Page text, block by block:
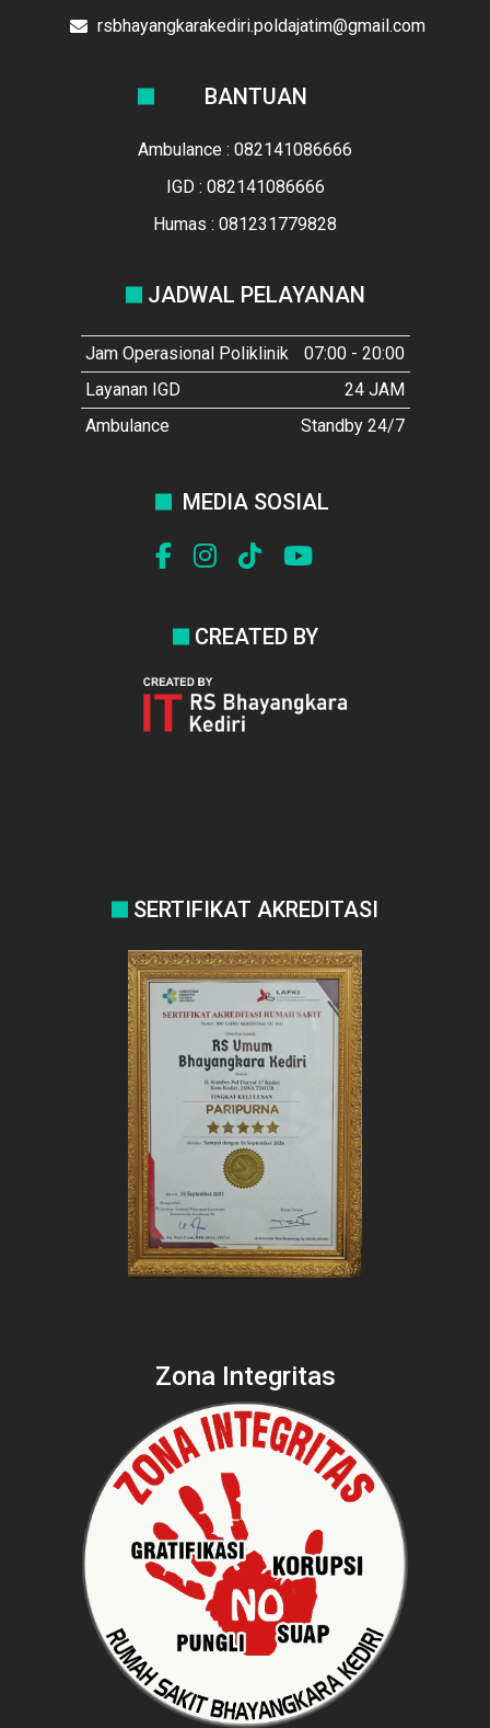
rsbhayangkarakediri.poldajatim@gmail.com
BANTUAN
Ambulance : 082141086666
IGD : 082141086666
Humas : 081231779828
JADWAL PELAYANAN
Jam Operasional Poliklinik
07:00 - 20:00
Layanan IGD
24 JAM
Ambulance
Standby 24/7
MEDIA SOSIAL
CREATED BY
SERTIFIKAT AKREDITASI
Zona Integritas